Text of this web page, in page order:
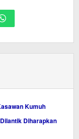
Kumuh
Diharapkan